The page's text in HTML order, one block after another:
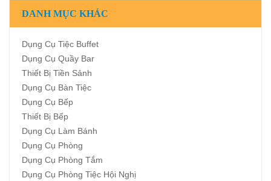
DANH MỤC KHÁC
Dụng Cụ Tiệc Buffet
Dụng Cụ Quầy Bar
Thiết Bị Tiền Sảnh
Dụng Cụ Bàn Tiệc
Dụng Cụ Bếp
Thiết Bị Bếp
Dụng Cụ Làm Bánh
Dụng Cụ Phòng
Dụng Cụ Phòng Tắm
Dụng Cụ Phòng Tiệc Hội Nghị